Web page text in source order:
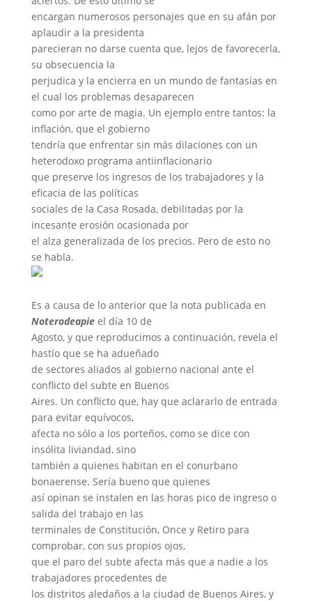
encargan numerosos personajes que en su afán por
aplaudir a la presidenta
parecieran no darse cuenta que, lejos de favorecerla,
su obsecuencia la
perjudica y la encierra en un mundo de fantasías en
el cual los problemas desaparecen
como por arte de magia. Un ejemplo entre tantos: la
inflación, que el gobierno
tendría que enfrentar sin más dilaciones con un
heterodoxo programa antiinflacionario
que preserve los ingresos de los trabajadores y la
eficacia de las políticas
sociales de la Casa Rosada, debilitadas por la
incesante erosión ocasionada por
el alza generalizada de los precios. Pero de esto no
se habla.
Es a causa de lo anterior que la nota publicada en
Noterodeapieel día 10 de
Agosto, y que reproducimos a continuación, revela el
hastío que se ha adueñado
de sectores aliados al gobierno nacional ante el
conflicto del subte en Buenos
Aires. Un conflicto que, hay que aclararlo de entrada
para evitar equívocos,
afecta no sólo a los porteños, como se dice con
insólita liviandad, sino
también a quienes habitan en el conurbano
bonaerense. Sería bueno que quienes
así opinan se instalen en las horas pico de ingreso o
salida del trabajo en las
terminales de Constitución, Once y Retiro para
comprobar, con sus propios ojos,
que el paro del subte afecta más que a nadie a los
trabajadores procedentes de
los distritos aledaños a la ciudad de Buenos Aires, y